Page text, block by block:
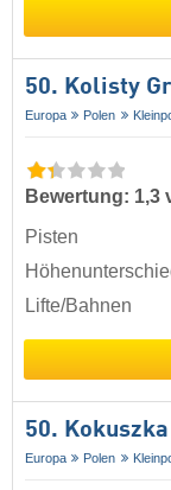
50. Kolisty
Europa Polen
Bewertung: 1,3
Pisten
Lifte/Bahnen
50. Kokuszka
Europa Polen